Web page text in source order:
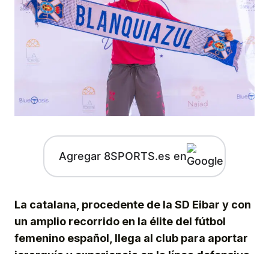
Agregar 8SPORTS.es en
La catalana, procedente de la SD Eibar y con
un amplio recorrido en la élite del fútbol
femenino español, llega al club para aportar